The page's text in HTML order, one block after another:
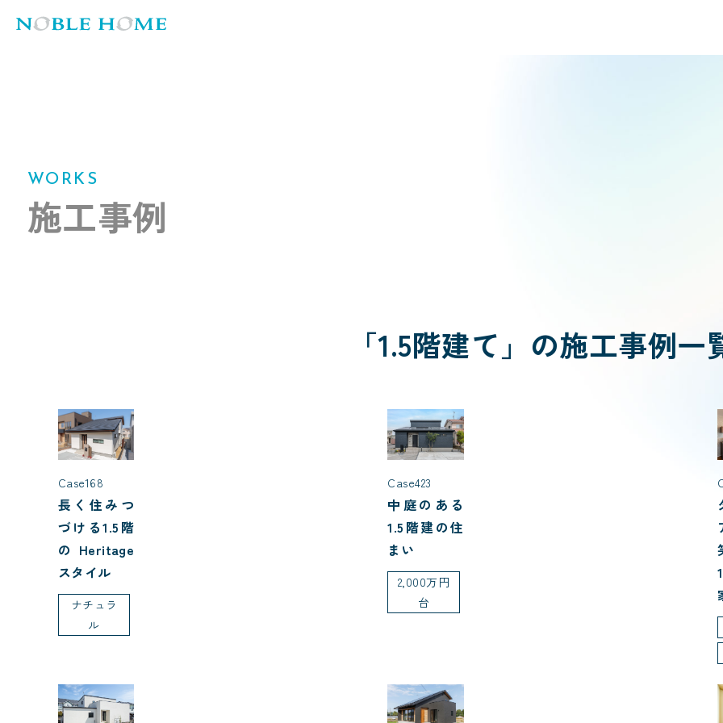
WORKS
施工事例
「1.5階建て」の施工事例一
Case168
長く住みつ
づける1.5階
のHeritage
スタイル
ナチュラ
ル
Case423
中庭のある
1.5階建の住
まい
2,000万円
台